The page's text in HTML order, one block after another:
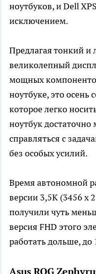
ноутбуков, и Dell
исключением.
Предлагая тонкий и
великолепный
мощных
ноутбуке, это осень
которое легко
ноутбук
справляться с
без особых усилий.
Время автономной
версии 3,5K (3456 x
получили чуть
версия FHD этого
работать дольше, до